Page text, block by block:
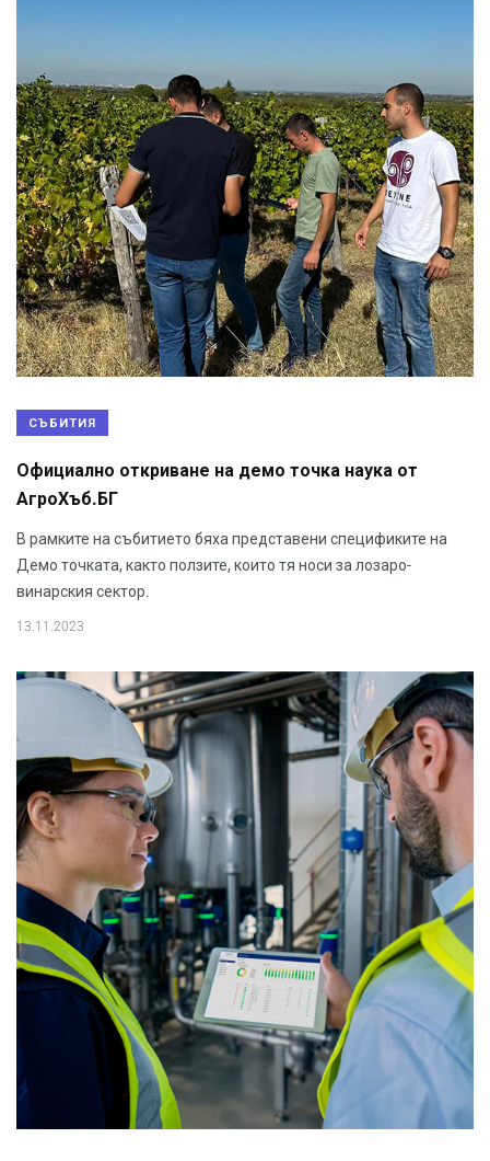
СЪБИТИЯ
Официално откриване на демо точка наука от
АгроХъб.БГ
В рамките на събитието бяха представени спецификите на
Демо точката, както ползите, които тя носи за лозаро-
винарския сектор.
13.11.2023